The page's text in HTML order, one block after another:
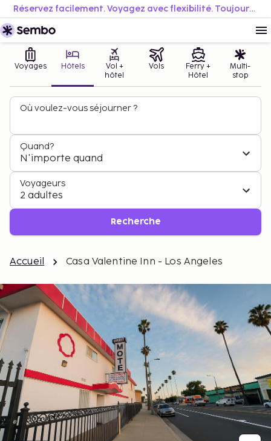
Réservez facilement. Voyagez avec flexibilité. Toujours au meilleur prix.
Voyages Hôtels
Vol +
hôtel
Vols
Ferry +
Hôtel
Multi-
stop
Où voulez-vous séjourner ?
Quand?
N'importe quand
Voyageurs
2 adultes
Recherche
Accueil Casa Valentine Inn - Los Angeles